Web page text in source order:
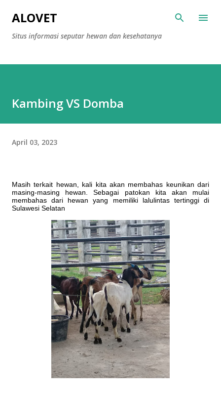
ALOVET
Situs informasi seputar hewan dan kesehatanya
Kambing VS Domba
April 03, 2023
Masih terkait hewan, kali kita akan membahas keunikan dari
masing-masing hewan. Sebagai patokan kita akan mulai
membahas dari hewan yang memiliki lalulintas tertinggi di
Sulawesi Selatan